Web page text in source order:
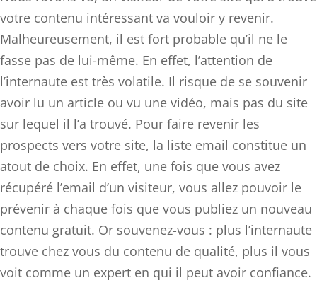
votre contenu intéressant va vouloir y revenir.
Malheureusement, il est fort probable qu’il ne le
fasse pas de lui-même. En effet, l’attention de
l’internaute est très volatile. Il risque de se souvenir
avoir lu un article ou vu une vidéo, mais pas du site
sur lequel il l’a trouvé. Pour faire revenir les
prospects vers votre site, la liste email constitue un
atout de choix. En effet, une fois que vous avez
récupéré l’email d’un visiteur, vous allez pouvoir le
prévenir à chaque fois que vous publiez un nouveau
contenu gratuit. Or souvenez-vous : plus l’internaute
trouve chez vous du contenu de qualité, plus il vous
voit comme un expert en qui il peut avoir confiance.